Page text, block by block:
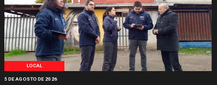
LOCAL
5 DE AGOSTO DE 2026